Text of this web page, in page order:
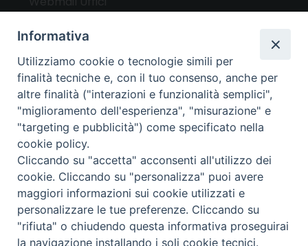
UTILITY
News
Altri articoli
Notizie nazionali
Download
Amministrazione Trasparente
Privacy e cookie policy
Informativa
Utilizziamo cookie o tecnologie simili per
finalità tecniche e, con il tuo consenso, anche per
altre finalità ("interazioni e funzionalità semplici",
"miglioramento dell'esperienza", "misurazione" e
"targeting e pubblicità") come specificato nella
cookie policy.
Cliccando su "accetta" acconsenti all'utilizzo dei
cookie. Cliccando su "personalizza" puoi avere
maggiori informazioni sui cookie utilizzati e
personalizzare le tue preferenze. Cliccando su
"rifiuta" o chiudendo questa informativa proseguirai
la navigazione installando i soli cookie tecnici.